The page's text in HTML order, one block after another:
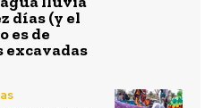
días (y el
es de
excavadas